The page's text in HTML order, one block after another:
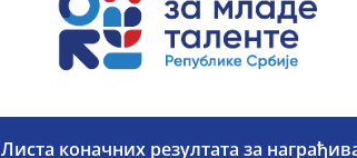
Листа коначних резултата за